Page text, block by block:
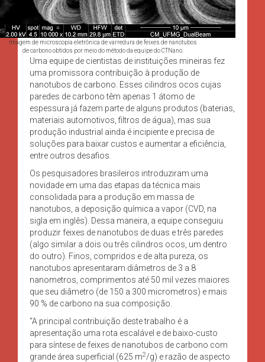
Imagem de microscopia eletrônica de varredura de feixes de nanotubos
de carbono obtidos por meio do método da equipe do CTNano.
Uma equipe de cientistas de instituições mineiras fez
uma promissora contribuição à produção de
nanotubos de carbono. Esses cilindros ocos cujas
paredes de carbono têm apenas 1 átomo de
espessura já fazem parte de alguns produtos (baterias,
materiais automotivos, filtros de água), mas sua
produção industrial ainda é incipiente e precisa de
soluções para baixar custos e aumentar a eficiência,
entre outros desafios.
Os pesquisadores brasileiros introduziram uma
novidade em uma das etapas da técnica mais
consolidada para a produção em massa de
nanotubos, a deposição química a vapor (CVD, na
sigla em inglês). Dessa maneira, a equipe conseguiu
produzir feixes de nanotubos de duas e três paredes
(algo similar a dois ou três cilindros ocos, um dentro
do outro). Finos, compridos e de alta pureza, os
nanotubos apresentaram diâmetros de 3 a 8
nanometros, comprimentos até 50 mil vezes maiores
que seu diâmetro (de 150 a 300 micrometros) e mais
90 % de carbono na sua composição.
“A principal contribuição deste trabalho é a
apresentação uma rota escalável e de baixo-custo
para síntese de feixes de nanotubos de carbono com
grande área superficial (625 m2/g) e razão de aspecto